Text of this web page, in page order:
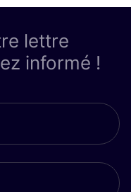
lettre
informé !